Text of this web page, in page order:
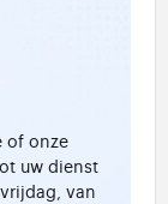
of onze
uw dienst
van